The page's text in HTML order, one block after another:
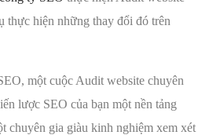
thực hiện những thay đổi đó trên
một cuộc Audit website chuyên
lược SEO của bạn một nền tảng
chuyên gia giàu kinh nghiệm xem xét